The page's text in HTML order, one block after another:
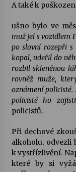
A také k
ušno bylo ve
muž jel s vozidlem
po slovní rozepři
kopal, udeřil do
rozbil skleněnou
rovněž muže,
oznámení
policisté ho
policistů.
Při dechové
alkoholu,
k vystřízlivění.
které by si